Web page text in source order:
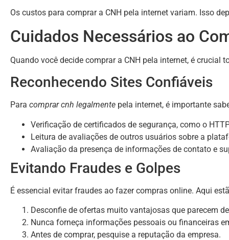
Os custos para comprar a CNH pela internet variam. Isso
Cuidados Necessários ao
Quando você decide comprar a CNH pela internet, é
Reconhecendo Sites Confiáveis
Para comprar cnh legalmente pela internet, é importante
Verificação de certificados de segurança, como o
Leitura de avaliações de outros usuários sobre a
Avaliação da presença de informações de contato e
Evitando Fraudes e Golpes
É essencial evitar fraudes ao fazer compras online. Aqui
Desconfie de ofertas muito vantajosas que parecem
Nunca forneça informações pessoais ou financeiras
Antes de comprar, pesquise a reputação da empresa.